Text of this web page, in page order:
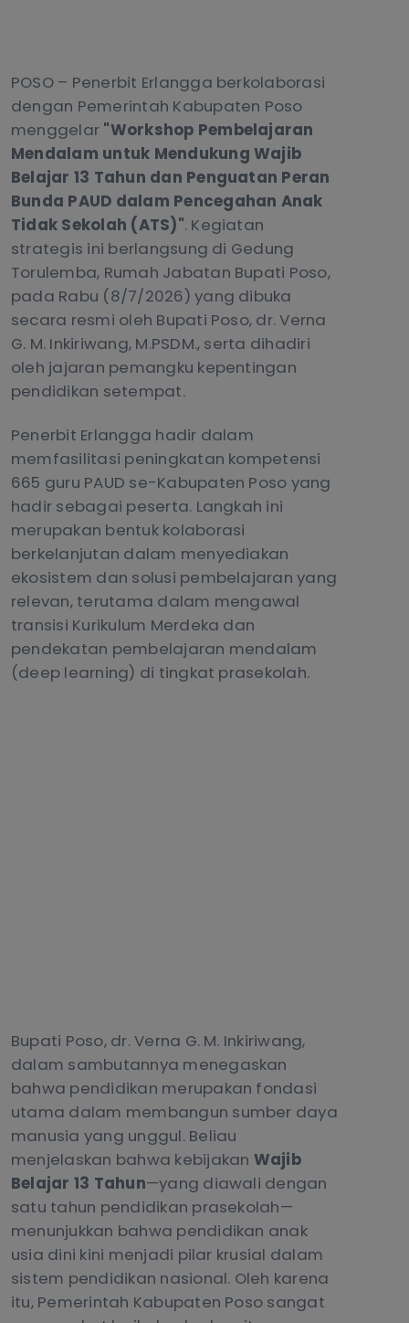
POSO – Penerbit Erlangga berkolaborasi
dengan Pemerintah Kabupaten Poso
menggelar "Workshop Pembelajaran
Mendalam untuk Mendukung Wajib
Belajar 13 Tahun dan Penguatan Peran
Bunda PAUD dalam Pencegahan Anak
Tidak Sekolah (ATS)". Kegiatan
strategis ini berlangsung di Gedung
Torulemba, Rumah Jabatan Bupati Poso,
pada Rabu (8/7/2026) yang dibuka
secara resmi oleh Bupati Poso, dr. Verna
G. M. Inkiriwang, M.PSDM., serta dihadiri
oleh jajaran pemangku kepentingan
pendidikan setempat.
Penerbit Erlangga hadir dalam
memfasilitasi peningkatan kompetensi
665 guru PAUD se-Kabupaten Poso yang
hadir sebagai peserta. Langkah ini
merupakan bentuk kolaborasi
berkelanjutan dalam menyediakan
ekosistem dan solusi pembelajaran yang
relevan, terutama dalam mengawal
transisi Kurikulum Merdeka dan
pendekatan pembelajaran mendalam
(deep learning) di tingkat prasekolah.
Bupati Poso, dr. Verna G. M. Inkiriwang,
dalam sambutannya menegaskan
bahwa pendidikan merupakan fondasi
utama dalam membangun sumber daya
manusia yang unggul. Beliau
menjelaskan bahwa kebijakan Wajib
Belajar 13 Tahun—yang diawali dengan
satu tahun pendidikan prasekolah—
menunjukkan bahwa pendidikan anak
usia dini kini menjadi pilar krusial dalam
sistem pendidikan nasional. Oleh karena
itu, Pemerintah Kabupaten Poso sangat